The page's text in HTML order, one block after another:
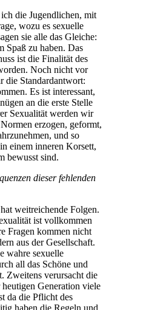
die Jugendlichen, mit
wozu es sexuelle
sie alle das Gleiche:
Spaß zu haben. Das
ist die Finalität des
Noch nicht vor
die Standardantwort:
Es ist interessant,
an die erste Stelle
Sexualität werden wir
erzogen, geformt,
und so
einem inneren Korsett,
bewusst sind.
dieser fehlenden
weitreichende Folgen.
ist vollkommen
Fragen kommen nicht
aus der Gesellschaft.
wahre sexuelle
all das Schöne und
Zweitens verursacht die
Generation viele
da die Pflicht des
haben die Regeln und